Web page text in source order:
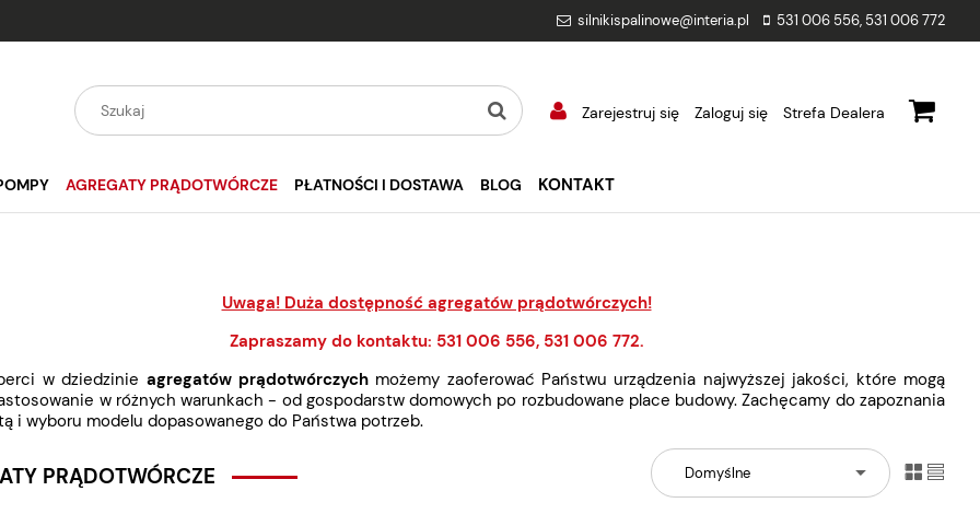
silnikispalinowe@interia.pl 531 006 556, 531 006 772
Zarejestruj się Zaloguj się Strefa Dealera
AGREGATY PRĄDOTWÓRCZE PŁATNOŚCI I DOSTAWA BLOG KONTAKT
Uwaga! Duża dostępność agregatów prądotwórczych!
Zapraszamy do kontaktu: 531 006 556, 531 006 772.
w dziedzinie agregatów prądotwórczychmożemy zaoferować Państwu urządzenia najwyższej jakości, które mogą
w różnych warunkach - od gospodarstw domowych po rozbudowane place budowy. Zachęcamy do zapoznania
i wyboru modelu dopasowanego do Państwa potrzeb.
PRĄDOTWÓRCZE